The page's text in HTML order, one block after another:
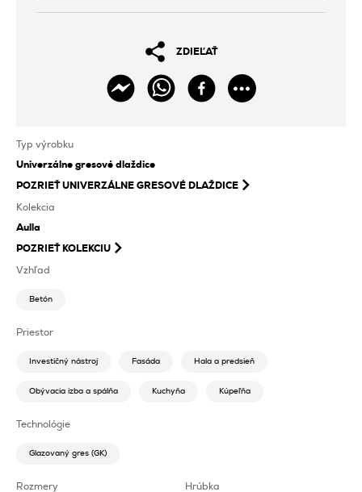
ZDIEĽAŤ
Typ výrobku
Univerzálne gresové dlaždice
POZRIEŤUNIVERZÁLNE GRESOVÉ DLAŽDICE
Kolekcia
Aulla
POZRIEŤ KOLEKCIU
Vzhľad
Betón
Priestor
Investičný nástroj Fasáda Hala a predsieň
Obývacia izba a spálňa Kuchyňa Kúpeľňa
Technológie
Glazovaný gres (GK)
Rozmery Hrúbka